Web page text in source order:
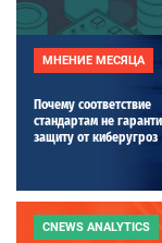
МНЕНИЕ МЕСЯЦА
Почему соответствие
стандартам не
защиту от киберугроз
CNEWS ANALYTICS